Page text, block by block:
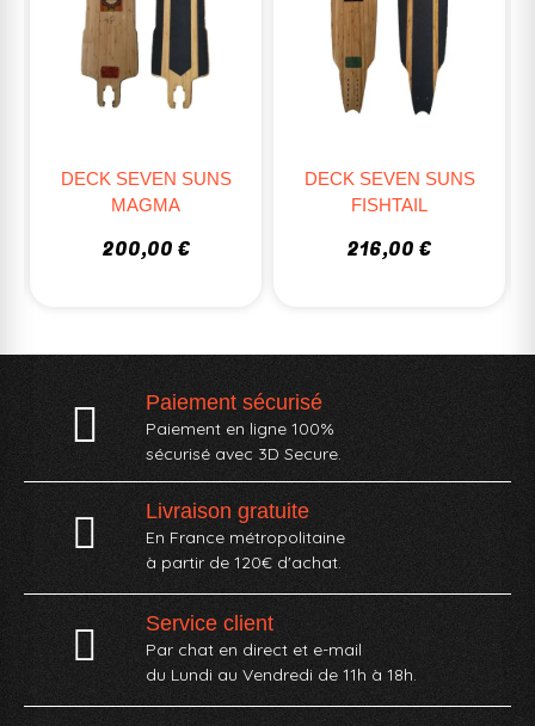
DECK SEVEN SUNS
MAGMA
200,00 €
DECK SEVEN SUNS
FISHTAIL
216,00 €
Paiement sécurisé
Paiement en ligne 100%
sécurisé avec 3D Secure.
Livraison gratuite
En France métropolitaine
à partir de 120€ d'achat.
Service client
Par chat en direct et e-mail
du Lundi au Vendredi de 11h à 18h.